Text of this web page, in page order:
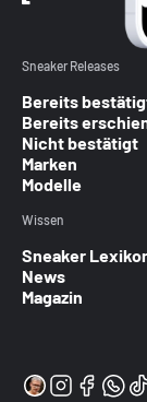
Sneaker Releases
Bereits
Bereits
Nicht bestätigt
Marken
Modelle
Wissen
Sneaker
News
Magazin